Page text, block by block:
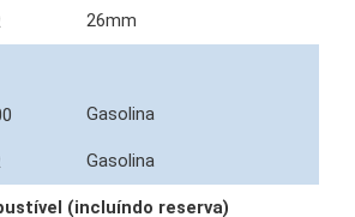
26mm
Gasolina
Gasolina
(incluíndo reserva)